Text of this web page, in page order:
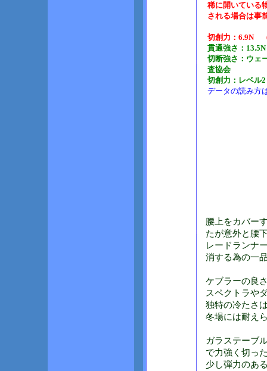
稀に開いている
される場合は事
切創力：6.9N
貫通強さ：
切断強さ：ウ
査協会
切創力：レベル
データの読み方
腰上をカバー
たが意外と腰
レードランナ
消する為の一
ケブラーの良
スペクトラや
独特の冷たさ
冬場には耐え
ガラステーブ
で力強く切っ
少し弾力のあ